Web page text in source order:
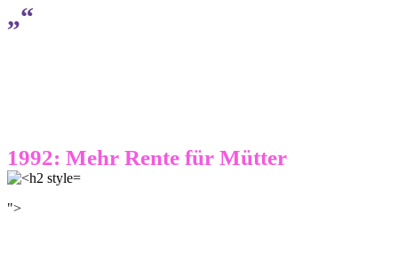
„“
1992: Mehr Rente für Mütter
">